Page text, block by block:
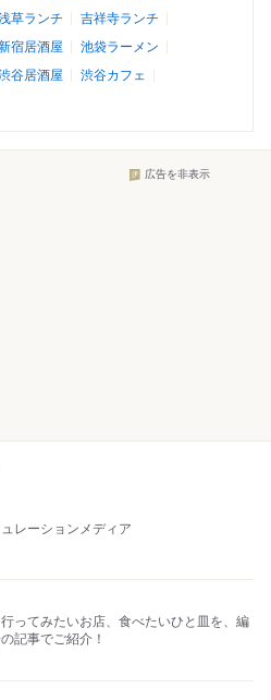
草ランチ
吉祥寺ランチ
宿居酒屋
池袋ラーメン
谷居酒屋
渋谷カフェ
広告を非表示
レーションメディア
ってみたいお店、食べたいひと皿を、編
記事でご紹介！